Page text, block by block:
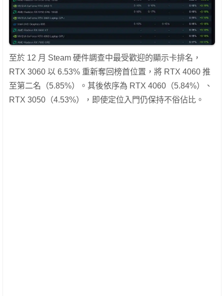
至於 12 月 Steam 硬件調查中最受歡迎的顯示卡排名，
RTX 3060 以 6.53% 重新奪回榜首位置，將 RTX 4060 推
至第二名（5.85%）。其後依序為 RTX 4060（5.84%）、
RTX 3050（4.53%），即使定位入門仍保持不俗佔比。